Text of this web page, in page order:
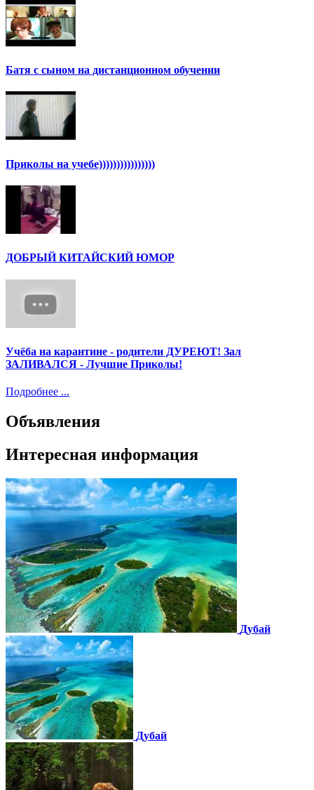
Батя с сыном на дистанционном обучении
Приколы на учебе))))))))))))))))
ДОБРЫЙ КИТАЙСКИЙ ЮМОР
Учёба на карантине - родители ДУРЕЮТ! Зал
ЗАЛИВАЛСЯ - Лучшие Приколы!
Подробнее ...
Объявления
Интересная информация
Дубай
Дубай